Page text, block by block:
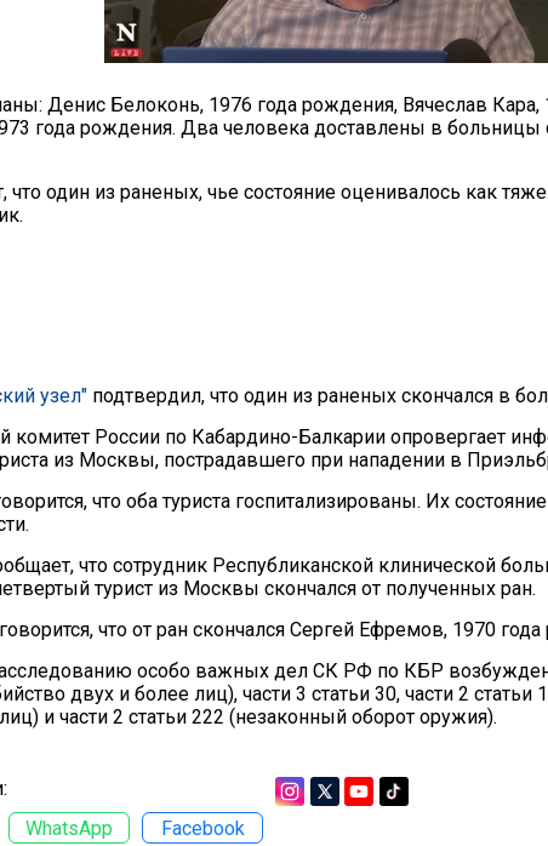
Денис Белоконь, 1976 года рождения, Вячеслав
года рождения. Два человека доставлены в больницы
что один из раненых, чье состояние оценивалось как
узел" подтвердил, что один из раненых скончался в
комитет России по Кабардино-Балкарии опровергает
из Москвы, пострадавшего при нападении в
что оба туриста госпитализированы. Их
что сотрудник Республиканской клинической
турист из Москвы скончался от полученных ран.
что от ран скончался Сергей Ефремов, 1970
особо важных дел СК РФ по КБР
двух и более лиц), части 3 статьи 30, части 2
и части 2 статьи 222 (незаконный оборот оружия).
WhatsApp Facebook